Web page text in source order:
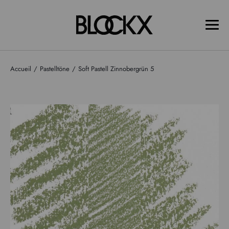
Accueil Pastelltöne Soft Pastell Zinnobergrün 5